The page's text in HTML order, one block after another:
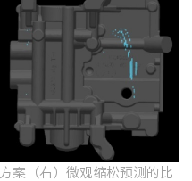
案（右）微观缩松预测的比